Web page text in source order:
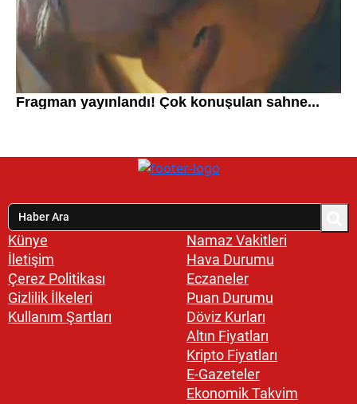
Künye
İletişim
Çerez Politikası
Gizlilik İlkeleri
Kullanım Şartları
Namaz Vakitleri
Hava Durumu
Eczaneler
Puan Durumu
Döviz Kurları
Altın Fiyatları
Kripto Fiyatları
E-Gazeteler
Ekonomik Takvim